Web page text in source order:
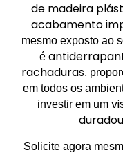
de madeira
acabamento
mesmo exposto ao
é
rachaduras,
em todos os
investir em um
Solicite agora